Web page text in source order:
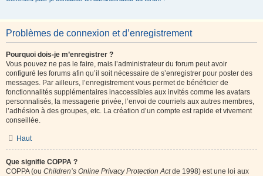
Problèmes de connexion et d’enregistrement
Pourquoi dois-je m’enregistrer ?
Vous pouvez ne pas le faire, mais l’administrateur du forum peut avoir
configuré les forums afin qu’il soit nécessaire de s’enregistrer pour poster des
messages. Par ailleurs, l’enregistrement vous permet de bénéficier de
fonctionnalités supplémentaires inaccessibles aux invités comme les avatars
personnalisés, la messagerie privée, l’envoi de courriels aux autres membres,
l’adhésion à des groupes, etc. La création d’un compte est rapide et vivement
conseillée.
Haut
Que signifie COPPA ?
COPPA (ou Children’s Online Privacy Protection Actde 1998) est une loi aux